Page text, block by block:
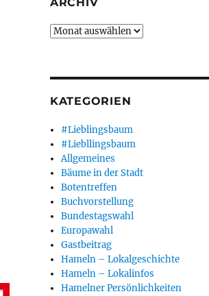
Archiv
KATEGORIEN
#Lieblingsbaum
#Liebllingsbaum
Allgemeines
Bäume in der Stadt
Botentreffen
Buchvorstellung
Bundestagswahl
Europawahl
Gastbeitrag
Hameln – Lokalgeschichte
Hameln – Lokalinfos
Hamelner Persönlichkeiten